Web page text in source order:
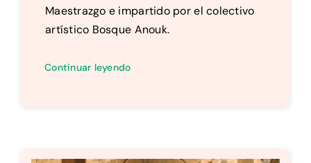
Maestrazgo e impartido por el colectivo
artístico Bosque Anouk.
Continuar leyendo